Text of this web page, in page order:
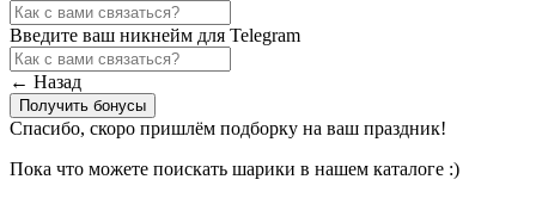
Введите ваш никнейм для Telegram
← Назад
Получить бонусы
Спасибо, скоро пришлём подборку на ваш праздник!
Пока что можете поискать шарики в нашем каталоге :)